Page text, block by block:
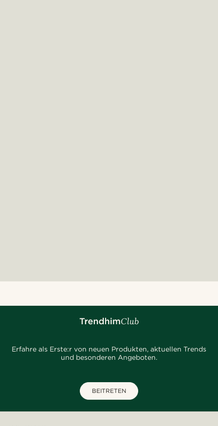
Erfahre als Erste:r von neuen Produkten, aktuellen Trends
und besonderen Angeboten.
BEITRETEN